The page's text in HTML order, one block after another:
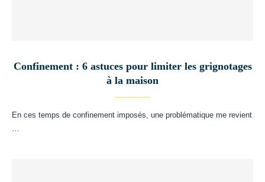
Confinement : 6 astuces pour limiter les grignotages
à la maison
En ces temps de confinement imposés, une problématique me revient
…